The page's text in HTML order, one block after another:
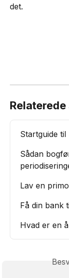
det.
Startguide til
Sådan
Lav en
Få din bank
Hvad er en